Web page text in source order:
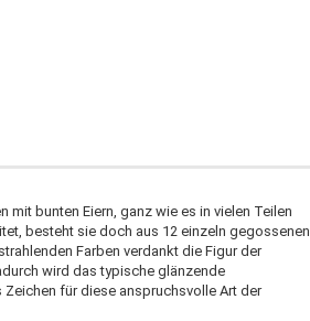
bunten Eiern, ganz wie es in vielen Teilen
besteht sie doch aus 12 einzeln gegossenen
Farben verdankt die Figur der
wird das typische glänzende
für diese anspruchsvolle Art der